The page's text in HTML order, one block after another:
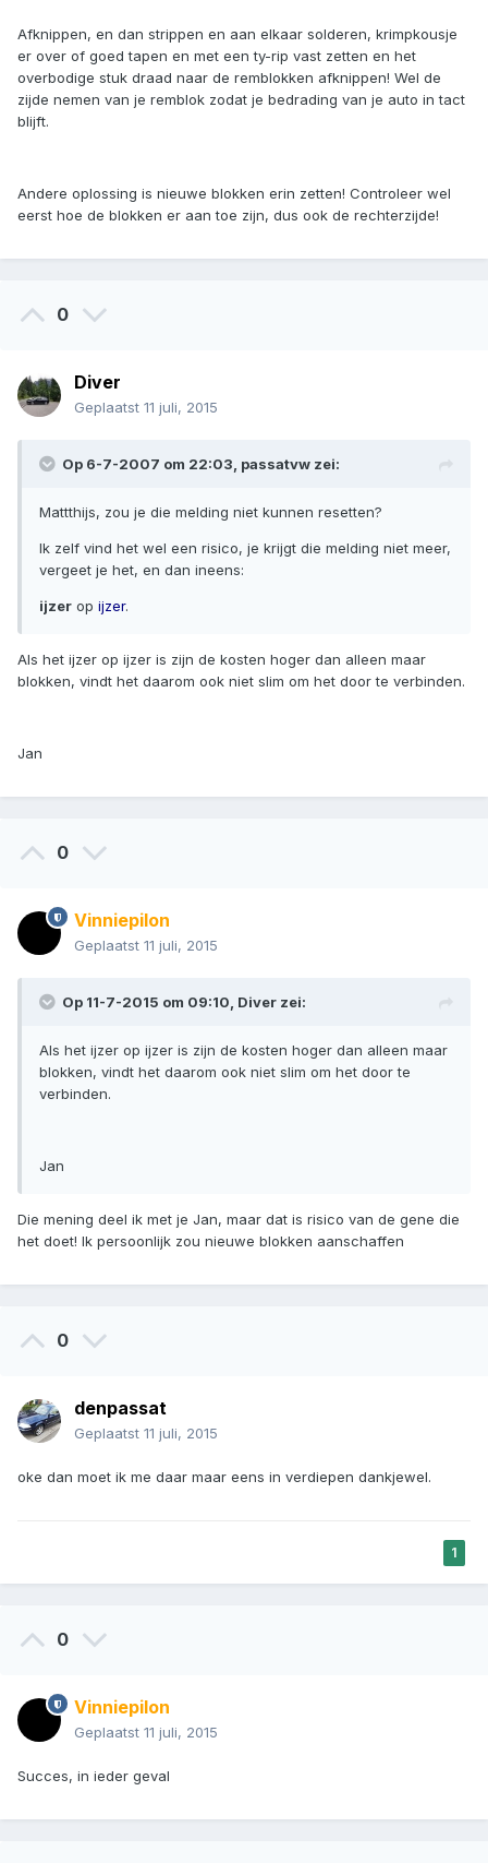
Afknippen, en dan strippen en aan elkaar solderen, krimpkousje
er over of goed tapen en met een ty-rip vast zetten en het
overbodige stuk draad naar de remblokken afknippen! Wel de
zijde nemen van je remblok zodat je bedrading van je auto in tact
blijft.
Andere oplossing is nieuwe blokken erin zetten! Controleer wel
eerst hoe de blokken er aan toe zijn, dus ook de rechterzijde!
0
Diver
Geplaatst 11 juli, 2015
Op 6-7-2007 om 22:03, passatvw zei:
Mattthijs, zou je die melding niet kunnen resetten?
Ik zelf vind het wel een risico, je krijgt die melding niet meer,
vergeet je het, en dan ineens:
ijzer op ijzer.
Als het ijzer op ijzer is zijn de kosten hoger dan alleen maar
blokken, vindt het daarom ook niet slim om het door te verbinden.
Jan
0
Vinniepilon
Geplaatst 11 juli, 2015
Op 11-7-2015 om 09:10, Diver zei:
Als het ijzer op ijzer is zijn de kosten hoger dan alleen maar
blokken, vindt het daarom ook niet slim om het door te
verbinden.
Jan
Die mening deel ik met je Jan, maar dat is risico van de gene die
het doet! Ik persoonlijk zou nieuwe blokken aanschaffen
0
denpassat
Geplaatst 11 juli, 2015
oke dan moet ik me daar maar eens in verdiepen dankjewel.
1
0
Vinniepilon
Geplaatst 11 juli, 2015
Succes, in ieder geval